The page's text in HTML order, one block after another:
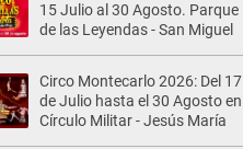
15 Julio al 30 Agosto. Parque
de las Leyendas - San Miguel
Circo Montecarlo 2026: Del 17
de Julio hasta el 30 Agosto en
Círculo Militar - Jesús María